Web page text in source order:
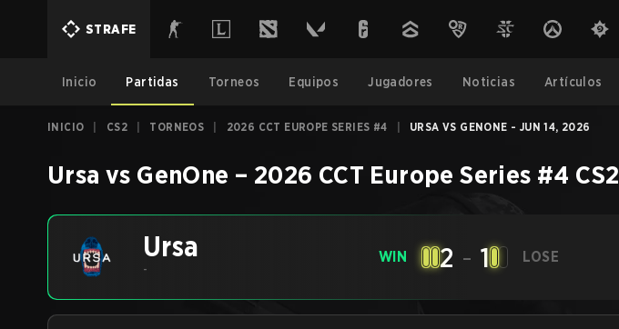
STRAFE
Inicio Partidas Torneos Equipos Jugadores Noticias Artículos
INICIO CS2 TORNEOS 2026 CCT EUROPE SERIES #4 URSA VS GENONE - JUN 14, 2026
Ursa vs GenOne – 2026 CCT Europe Series #4 CS2
Ursa
-
WIN 2 - 1 LOSE